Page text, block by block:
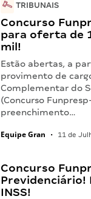
TRIBUNAIS
Concurso
para oferta de
mil!
Estão abertas, a
provimento de
Complementar do
(Concurso
preenchimento…
Equipe Gran • 11 de
Concurso
Previdenciário!
INSS!